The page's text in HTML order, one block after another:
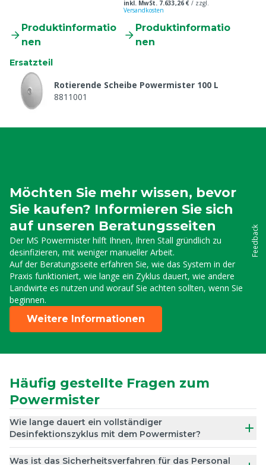
Produktinformatio
nen
inkl. MwSt. 7.633,26 € / zzgl.
Versandkosten
Produktinformatio
nen
Ersatzteil
Rotierende Scheibe Powermister 100 L
8811001
Möchten Sie mehr wissen, bevor
Sie kaufen? Informieren Sie sich
auf unseren Beratungsseiten
Der MS Powermister hilft Ihnen, Ihren Stall gründlich zu
desinfizieren, mit weniger manueller Arbeit.
Auf der Beratungsseite erfahren Sie, wie das System in der
Praxis funktioniert, wie lange ein Zyklus dauert, wie andere
Landwirte es nutzen und worauf Sie achten sollten, wenn Sie
beginnen.
Weitere Informationen
Häufig gestellte Fragen zum
Powermister
Wie lange dauert ein vollständiger
Desinfektionszyklus mit dem Powermister?
Was ist das Sicherheitsverfahren für das Personal
Feedback